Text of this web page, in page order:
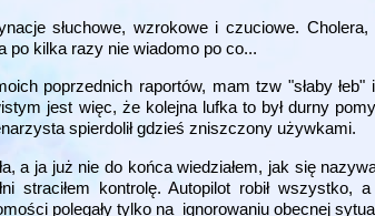
słuchowe, wzrokowe i czuciowe.
po kilka razy nie wiadomo po co...
poprzednich raportów, mam tzw "słaby
jest więc, że kolejna lufka to był durny
spierdolił gdzieś zniszczony używkami.
a ja już nie do końca wiedziałem, jak się
straciłem kontrolę. Autopilot robił
polegały tylko na ignorowaniu obecnej